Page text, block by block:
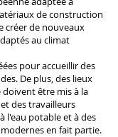
de construction
créer de nouveaux
au climat
pour accueillir des
De plus, des lieux
être mis à la
des travailleurs
l'eau potable et à des
en fait partie.